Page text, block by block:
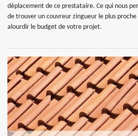
déplacement de ce prestataire. Ce qui nous
de trouver un couvreur zingueur le plus proche
alourdir le budget de votre projet.